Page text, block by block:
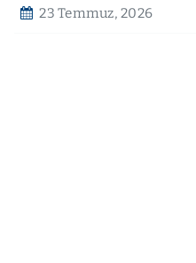
23 Temmuz, 2026